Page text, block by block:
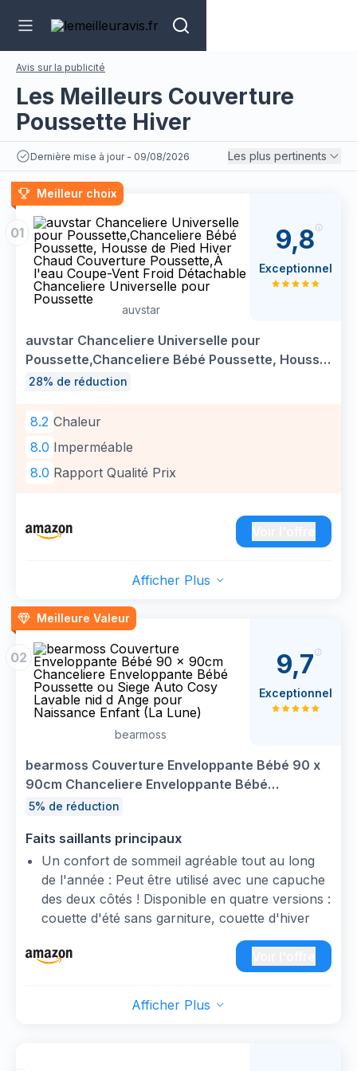
Avis sur la publicité
Les Meilleurs Couverture
Poussette Hiver
Dernière mise à jour - 09/08/2026 Les plus pertinents
Meilleur choix
01
auvstar
auvstar Chanceliere Universelle pour
Poussette,Chanceliere Bébé Poussette, Housse
de Pied Hiver Chaud Couverture Poussette,À
Universelle pour Poussette
28% de réduction
8.2 Chaleur
8.0 Imperméable
8.0 Rapport Qualité Prix
9,8
Exceptionnel
Afficher Plus
Meilleure Valeur
02
bearmoss
bearmoss Couverture Enveloppante Bébé 90 x
90cm Chanceliere Enveloppante Bébé
Poussette ou Siege Auto Cosy Lavable nid d
5% de réduction
Faits saillants principaux
Un confort de sommeil agréable tout au long
de l'année : Peut être utilisé avec une capuche
des deux côtés ! Disponible en quatre versions :
couette d'été sans garniture, couette d'hiver
avec garniture chaude en polyester, couette
toutes saisons avec garniture légère en
polyester et couette d'hiver premium.
d'emmaillotage est idéale pour les porte-bébés
9,7
Exceptionnel
Afficher Plus